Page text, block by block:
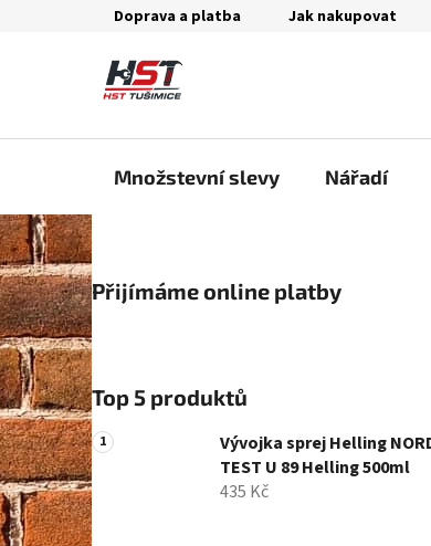
Doprava a platba Jak nakupovat
Množstevní slevy Nářadí
P
o
s
t
r
a
n
n
í
p
Přijímáme online platby
Top 5 produktů
Vývojka sprej Helling
TEST U 89 Helling 500ml
435 Kč